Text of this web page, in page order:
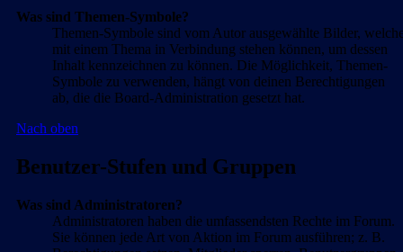
Was sind Themen-Symbole?
Themen-Symbole sind vom Autor ausgewählte Bilder,
mit einem Thema in Verbindung stehen können, um dessen
Inhalt kennzeichnen zu können. Die Möglichkeit, Themen-
Symbole zu verwenden, hängt von deinen Berechtigungen
ab, die die Board-Administration gesetzt hat.
Nach oben
Benutzer-Stufen und Gruppen
Was sind Administratoren?
Administratoren haben die umfassendsten Rechte im Forum.
Sie können jede Art von Aktion im Forum ausführen; z. B.